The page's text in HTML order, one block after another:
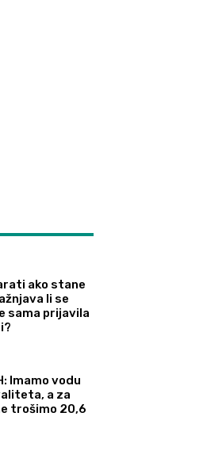
ako stane
li se
sama prijavila
Imamo vodu
a za
trošimo 20,6